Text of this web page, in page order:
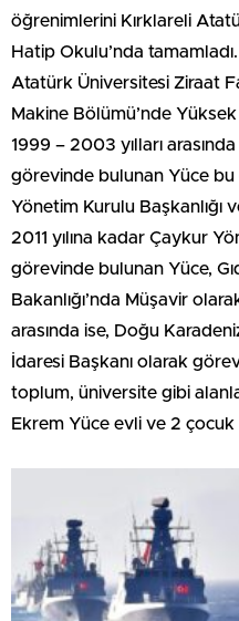
öğrenimlerini Kırklareli
Hatip Okulu’nda
Atatürk Üniversitesi Ziraat
Makine Bölümü’nde
1999 – 2003 yılları
görevinde bulunan Yüce
Yönetim Kurulu Başkanlığı
2011 yılına kadar Çaykur
görevinde bulunan Yüce,
Bakanlığı’nda Müşavir
arasında ise, Doğu
İdaresi Başkanı olarak
toplum, üniversite gibi
Ekrem Yüce evli ve 2 çocuk